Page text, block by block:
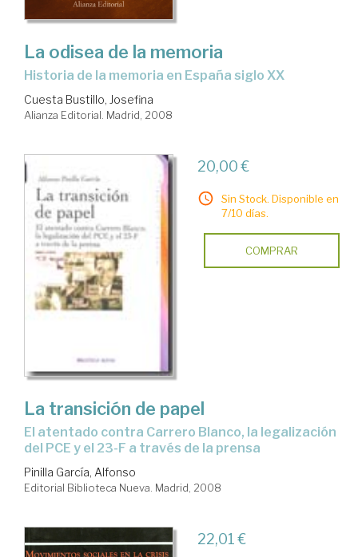
La odisea de la memoria
historia de la memoria en España siglo XX
Cuesta Bustillo, Josefina
Alianza Editorial. Madrid, 2008
20,00 €
Sin Stock. Disponible en
7/10 días.
COMPRAR
La transición de papel
el atentado contra Carrero Blanco, la legalización
del PCE y el 23-F a través de la prensa
Pinilla García, Alfonso
Editorial Biblioteca Nueva. Madrid, 2008
22,01 €